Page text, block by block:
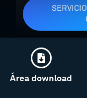
Área download